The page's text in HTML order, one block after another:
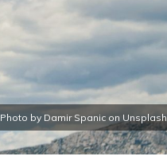
Photo by Damir Spanic on Unsplash